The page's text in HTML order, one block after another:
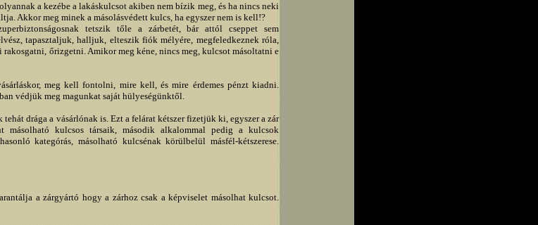
a kezébe a lakáskulcsot akiben nem bízik meg, és ha nincs neki
Akkor meg minek a másolásvédett kulcs, ha egyszer nem is kell!?
tetszik tőle a zárbetét, bár attól cseppet sem
tapasztaljuk, halljuk, elteszik fiók mélyére, megfeledkeznek róla,
őrizgetni. Amikor meg kéne, nincs meg, kulcsot másoltatni e
meg kell fontolni, mire kell, és mire érdemes pénzt kiadni.
védjük meg magunkat saját hülyeségünktől.
drága a vásárlónak is. Ezt a felárat kétszer fizetjük ki, egyszer a zár
másolható kulcsos társaik, második alkalommal pedig a kulcsok
kategórás, másolható kulcsénak körülbelül másfél-kétszerese.
a zárgyártó hogy a zárhoz csak a képviselet másolhat kulcsot.